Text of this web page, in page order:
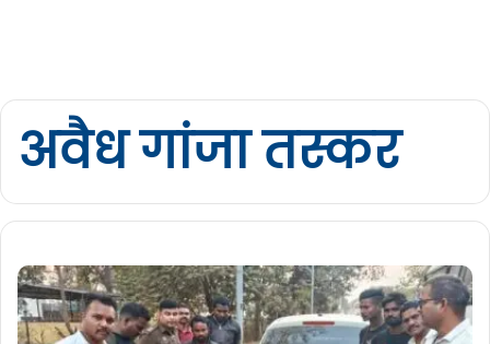
अवैध गांजा तस्कर